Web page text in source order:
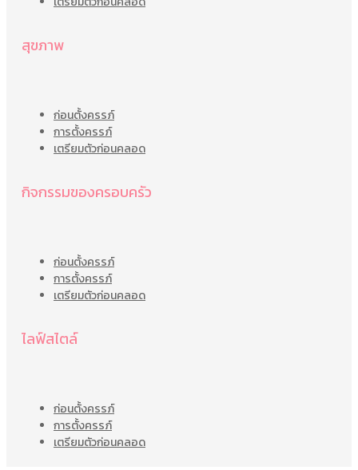
สุขภาพ
ก่อนตั้งครรภ์
การตั้งครรภ์
เตรียมตัวก่อนคลอด
กิจกรรมของครอบครัว
ก่อนตั้งครรภ์
การตั้งครรภ์
เตรียมตัวก่อนคลอด
ไลฟ์สไตล์
ก่อนตั้งครรภ์
การตั้งครรภ์
เตรียมตัวก่อนคลอด